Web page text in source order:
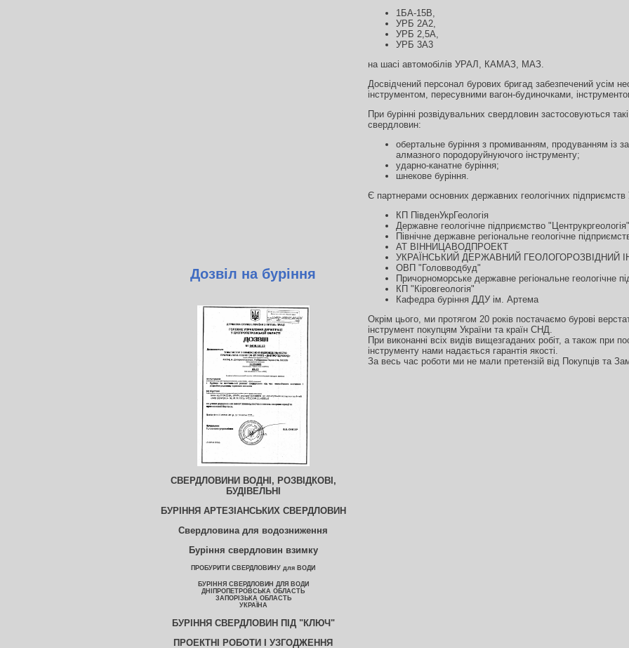
1БА-15В,
УРБ 2А2,
УРБ 2,5А,
УРБ 3А3
на шасі автомобілів УРАЛ, КАМАЗ, МАЗ.
Досвідчений персонал бурових бригад забезпечений усім
інструментом, пересувними вагон-будиночками,
При бурінні розвідувальних свердловин застосовуються
свердловин:
обертальне буріння з промиванням, продуванням із
алмазного породоруйнуючого інструменту;
ударно-канатне буріння;
шнекове буріння.
Є партнерами основних державних геологічних підприємств
КП ПівденУкрГеологія
Державне геологічне підприємство "Центрукргеологія"
Північне державне регіональне геологічне
АТ ВІННИЦАВОДПРОЕКТ
УКРАЇНСЬКИЙ ДЕРЖАВНИЙ ГЕОЛОГОРОЗВІДНИЙ
ОВП "Головводбуд"
Причорноморське державне регіональне геологічне
КП "Кіровгеологія"
Кафедра буріння ДДУ ім. Артема
Окрім цього, ми протягом 20 років постачаємо бурові
інструмент покупцям України та країн СНД.
При виконанні всіх видів вищезгаданих робіт, а також при
інструменту нами надається гарантія якості.
За весь час роботи ми не мали претензій від Покупців та
Дозвіл на буріння
СВЕРДЛОВИНИ ВОДНІ, РОЗВІДКОВІ,
БУДІВЕЛЬНІ
БУРІННЯ АРТЕЗІАНСЬКИХ СВЕРДЛОВИН
Свердловина для водозниження
Буріння свердловин взимку
ПРОБУРИТИ СВЕРДЛОВИНУ для ВОДИ
БУРІННЯ СВЕРДЛОВИН ДЛЯ ВОДИ
ДНІПРОПЕТРОВСЬКА ОБЛАСТЬ
ЗАПОРІЗЬКА ОБЛАСТЬ
УКРАЇНА
БУРІННЯ СВЕРДЛОВИН ПІД "КЛЮЧ"
ПРОЕКТНІ РОБОТИ І УЗГОДЖЕННЯ